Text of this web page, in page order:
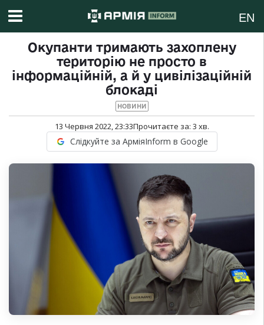
EN
Окупанти тримають захоплену
територію не просто в
інформаційній, а й у цивілізаційній
блокаді
НОВИНИ
13 Червня 2022, 23:33Прочитаєте за: 3 хв.
Слідкуйте за АрміяInform в Google